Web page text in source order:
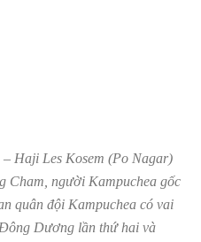
Haji Les Kosem (Po Nagar)
Cham, người Kampuchea gốc
quân đội Kampuchea có vai
Dương lần thứ hai và